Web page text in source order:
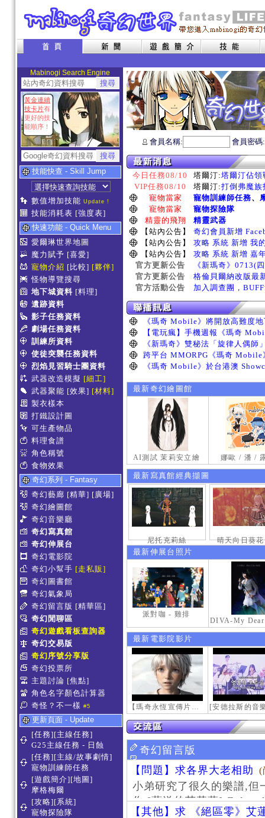
Mabinogi Search Engine
黃金連續
技卡片有
更好的技
能順序！
技能快查 - Skill Jump
數值增加技能 Update !
技能消耗表 [強度表]
快速功能 - Quick Menu
愛爾琳世界地圖
魔力賦予 [喜愛]
寵物介紹 [比較] [夥伴]
怪物導覽搜尋
地下城資料 [料理]
遺跡資料
影子任務資料
劇場任務資料
訓練所資料
使徒突襲任務資料
烈焰見習騎士團資料
武器改造模擬 [細工]
武器聚能 [效果] [材料]
製衣樣本
打鐵設計圖
可生產物品
料理食譜
角色稱號
食物效果
奇幻系列 - Fantasy
奇幻藝廊 [精華] [廣場]
奇幻繪圖館
奇幻音樂廳
奇幻寫真館
奇幻伸展台
奇幻電影院
奇幻小幫手 [走私販]
奇幻圖書館
奇幻氣象局
奇幻留言版 [精華區]
奇幻閒聊區
奇幻遊戲看板查詢器
奇幻交易版
奇幻序號分享版
奇幻投票所
主題討論 [焦點]
角色名字顏色計算器
奇怪？不一樣 #5
更新頁面 - Update
[任務][主線任務]
G25主線任務 - 日蝕
[任務][主線/故事劇情]
寵物訓練師任務
[遊戲簡介][地圖]
摩格梅爾
[攻略][系統]
寵物探險隊
會員名稱: 會員密
今日任務08/10 塔爾汀:塔爾汀佔領
VIP任務08/10
塔爾汀:打倒弗魔族
寵物當家
寵物訓練師任務、
寵物當家
寵物探險隊
精靈的飛翔
精靈武器
【站內公告】
奇幻會員新增
【站內公告】
攻略 系統 新增 我
【站內公告】
攻略 系統 新增 嘉
官方更新公告
《新瑪奇》0713(
官方更新公告
格倫貝爾納改版最
官方活動公告
加入調查團，
最新奇幻繪圖館
AI測試 茉莉安立繪 娜歐 / 潘 /
最新寫真館經典擷圖
尼托克莉絲 晴天向日葵
最新伸展台照片
派對咖 - 雞排
最新電影院影片
【瑪奇永恆宣傳片】最初的感動
奇幻留言版
【問題】求各界大老相助
(
小弟研究了很久的樂譜,但
作 [葬送的芙莉蓮]-
【其他】求 《絕區零》艾